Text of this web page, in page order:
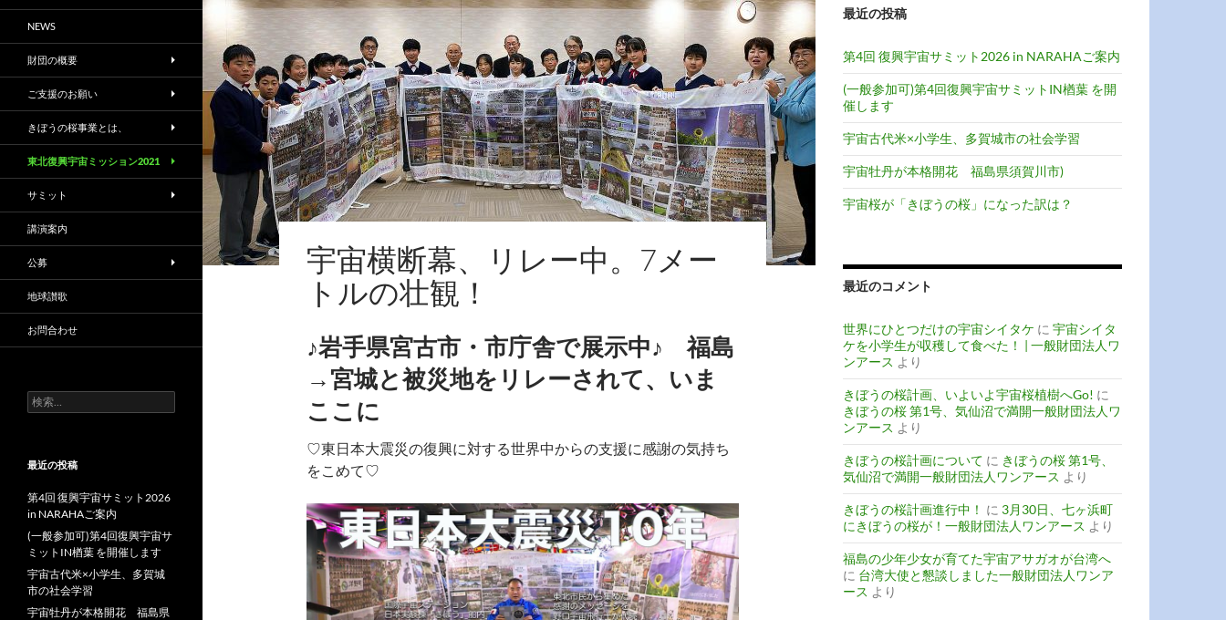
宇宙横断幕、リレー中。7メー
トルの壮観！
♪岩手県宮古市・市庁舎で展示中♪ 福島
→宮城と被災地をリレーされて、いま
ここに
♡東日本大震災の復興に対する世界中からの支援に感謝の気持ち
をこめて♡
最近の投稿
第4回 復興宇宙サミット2026 in NARAHAご案内
(一般参加可)第4回復興宇宙サミットIN楢葉 を開
催します
宇宙古代米×小学生、多賀城市の社会学習
宇宙牡丹が本格開花 福島県須賀川市)
宇宙桜が「きぼうの桜」になった訳は？
最近のコメント
世界にひとつだけの宇宙シイタケ に 宇宙シイタ
ケを小学生が収穫して食べた！ | 一般財団法人ワ
ンアース より
きぼうの桜計画、いよいよ宇宙桜植樹へGo! に
きぼうの桜 第1号、気仙沼で満開一般財団法人ワ
ンアース より
きぼうの桜計画について に きぼうの桜 第1号、
気仙沼で満開一般財団法人ワンアース より
きぼうの桜計画進行中！ に 3月30日、七ヶ浜町
にきぼうの桜が！一般財団法人ワンアース より
福島の少年少女が育てた宇宙アサガオが台湾へ
に 台湾大使と懇談しました一般財団法人ワンア
ース より
NEWS
財団の概要
ご支援のお願い
きぼうの桜事業とは、
東北復興宇宙ミッション2021
サミット
講演案内
公募
地球讃歌
お問合わせ
検
索:
最近の投稿
第4回 復興宇宙サミット2026
in NARAHAご案内
(一般参加可)第4回復興宇宙サ
ミットIN楢葉 を開催します
宇宙古代米×小学生、多賀城
市の社会学習
宇宙牡丹が本格開花 福島県